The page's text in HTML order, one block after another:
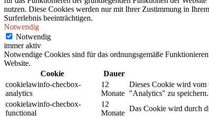
nutzen. Diese Cookies werden nur mit Ihrer Zustimmung in
Surferlebnis beeinträchtigen.
Notwendig
Notwendig
immer aktiv
Notwendige Cookies sind für das ordnungsgemäße
Website.
Cookie
Dauer
cookielawinfo-checbox-
analytics
12
Monate
Dieses Cookie wird vom
"Analytics" zu speichern.
cookielawinfo-checbox-
functional
12
Monate
Das Cookie wird durch